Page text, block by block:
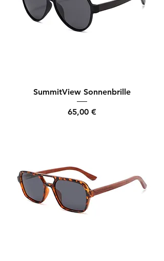
SummitView Sonnenbrille
Preis
65,00 €